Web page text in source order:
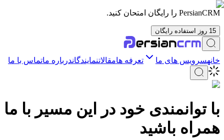
PersianCRM را رایگان امتحان کنید.
15 روز استفاده رایگان
خانهسرویس های ما تعرفه هامقالاتنمایندگاندرباره ماتماس با ما
با توانمندی خود در این مسیر با ما
همراه باشید